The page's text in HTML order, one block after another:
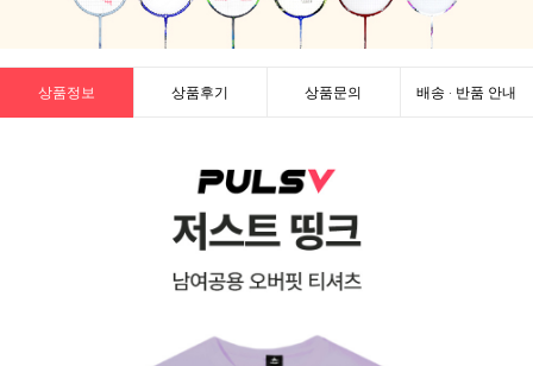
상품정보 상품후기 상품문의 배송 · 반품 안내